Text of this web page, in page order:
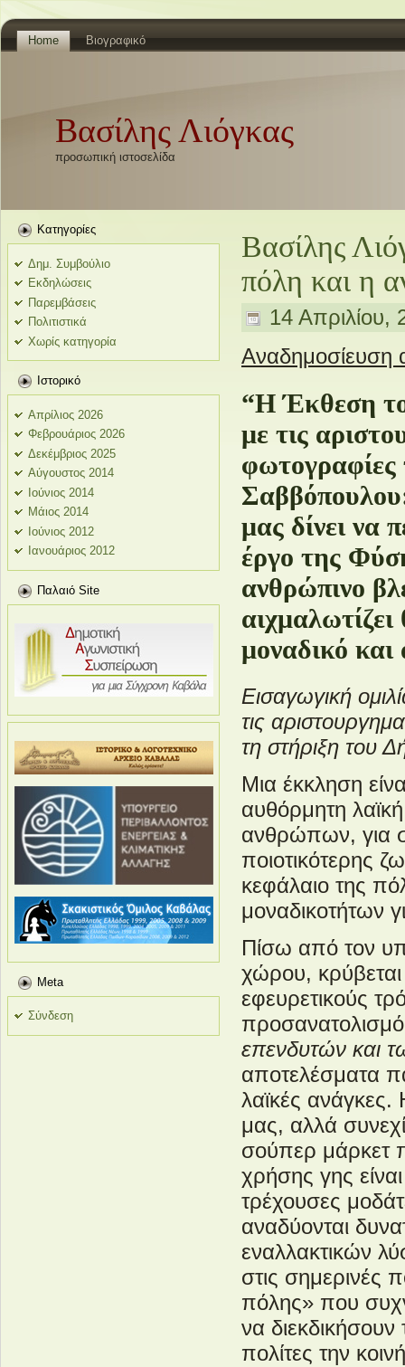
Home Βιογραφικό
Βασίλης Λιόγκας
προσωπική ιστοσελίδα
Kατηγορίες
Δημ. Συμβούλιο
Εκδηλώσεις
Παρεμβάσεις
Πολιτιστικά
Χωρίς κατηγορία
Ιστορικό
Απρίλιος 2026
Φεβρουάριος 2026
Δεκέμβριος 2025
Αύγουστος 2014
Ιούνιος 2014
Μάιος 2014
Ιούνιος 2012
Ιανουάριος 2012
Παλαιό Site
Meta
Σύνδεση
Βασίλης
πόλη και η
14 Απριλίου,
Αναδημοσίευση
“Η Έκθεση
με τις
φωτογραφίες
μας δίνει να
έργο της
ανθρώπινο
μοναδικό
Εισαγωγική
τις
τη στήριξη του
Μια έκκληση
αυθόρμητη
ανθρώπων, για
ποιοτικότερης
κεφάλαιο της
μοναδικοτήτων
Πίσω από τον
χώρου,
εφευρετικούς
επενδυτών και
αποτελέσματα
λαϊκές
μας, αλλά
σούπερ μάρκετ
χρήσης γης
τρέχουσες
αναδύονται
εναλλακτικών
στις σημερινές
πόλης» που
να διεκδικήσουν
πολίτες την